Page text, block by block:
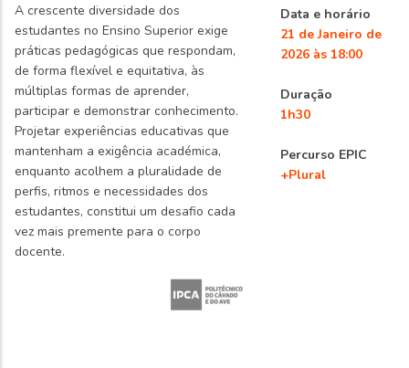
A crescente diversidade dos
estudantes no Ensino Superior exige
práticas pedagógicas que respondam,
de forma flexível e equitativa, às
múltiplas formas de aprender,
participar e demonstrar conhecimento.
Projetar experiências educativas que
mantenham a exigência académica,
enquanto acolhem a pluralidade de
perfis, ritmos e necessidades dos
estudantes, constitui um desafio cada
vez mais premente para o corpo
docente.
Data e horário
21 de Janeiro de
2026 às 18:00
Duração
1h30
Percurso EPIC
+Plural